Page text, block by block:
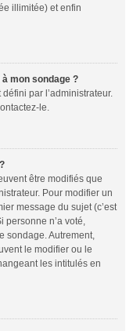
illimitée) et enfin
mon sondage ?
par l’administrateur.
le.
être modifiés que
Pour modifier un
message du sujet (c’est
personne n’a voté,
sondage. Autrement,
le modifier ou le
les intitulés en